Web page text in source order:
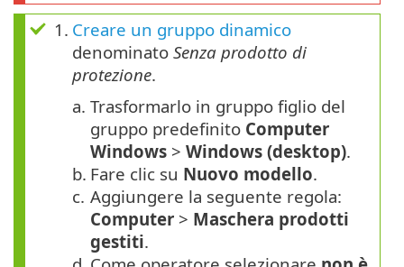
1. Creare un gruppo dinamico
denominato Senza prodotto di
protezione.
a. Trasformarlo in gruppo figlio del
gruppo predefinito Computer
Windows > Windows (desktop).
b. Fare clic su Nuovo modello.
c. Aggiungere la seguente regola:
Computer > Maschera prodotti
gestiti.